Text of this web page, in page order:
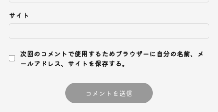
サイト
次回のコメントで使用するためブラウザーに自分の名前、メ
ールアドレス、サイトを保存する。